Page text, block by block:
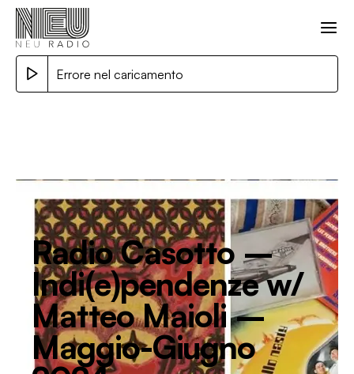
Errore nel caricamento
Radio Casotto –
Indi(e)pendenze w/
Matteo Maioli –
Maggio-Giugno